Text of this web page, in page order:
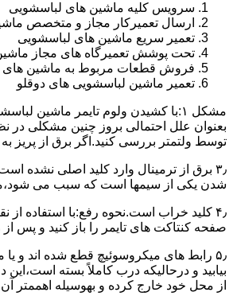
سرویس کلیه ماشین های لباسشویی
ارسال تعمیرکار مجاز و متخصص
تعمیر سریع ماشین های لباسشویی
تحت پوشش تعمیرگاه های مجاز
فروش قطعات مربوط به ماشین های
تعمیر ماشین لباسشویی های دوقلو
مشکل ۱:ﺑﺎ ﮐﺸﯿﺪن وﻟﻮم ﺗﺎﯾﻤﺮ
ﺗﻮﺳﻂ ولتمتر بررسی ﮐﻨﯿﺪ.اﮔﺮ ﺑﺮق از ﭘﺮﯾﺰ
۳٫ ﺑﺮق از ﺗﺮﻣﯿﻨﺎل وارد ﮐﻠﯿﺪ اﺻﻠﯽ ﻧﺸﺪه
شدن ﯾﮑﯽ از سیمها است که سبب می
۴٫ ﮐﻠﯿﺪ ﺧﺮاب اﺳﺖ.نحوه رفع:ﺑﺎ اﺳﺘﻔﺎده
ﺻﻔﺤﻪ ﮐﻨﺘﺎﮐﺖ ﻫﺎی ﺗﺎﯾﻤﺮ را باز کنید و ﭘﺲ از
۵٫ رابط های ﻣﯿﮑﺮوﺳﻮﺋﯿﭻ ﻗﻄﻊ شده اند و
ﺑﯿﺎﺑﯿﺪ و درحالیکه درب کاملاً ﺑﺴﺘﻪ
از ﻣﺤﻞ خود ﺧﺎرج کرده و بهوسیله اهممتر